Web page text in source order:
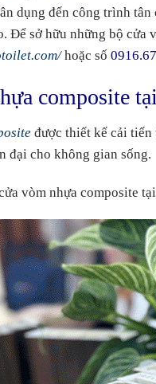
dụng đến công trình tân
Để sở hữu những bộ cửa
hoặc số
composite
được thiết kế cải tiến
đại cho không gian sống.
vòm nhựa composite